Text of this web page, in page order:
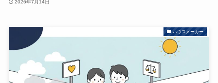
2026年7月14日
ハウスメーカー